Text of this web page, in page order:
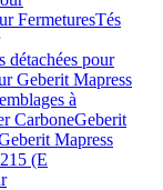
FermeturesTés
détachées pour
Geberit Mapress
à
CarboneGeberit
Mapress
(E